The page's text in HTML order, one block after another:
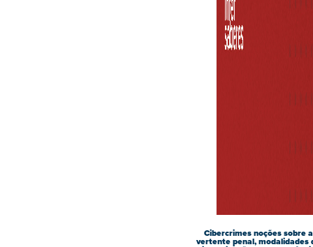
Cibercrimes noções sobre a
vertente penal, modalidades